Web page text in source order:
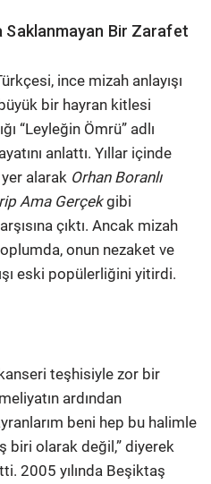
Saklanmayan Bir Zarafet
ince mizah anlayışı
bir hayran kitlesi
“Leyleğin Ömrü” adlı
anlattı. Yıllar içinde
alarak Orhan Boranlı
Ama Gerçekgibi
çıktı. Ancak mizah
onun nezaket ve
eski popülerliğini yitirdi.
teşhisiyle zor bir
ardından
beni hep bu halimle
biri olarak değil,” diyerek
2005 yılında Beşiktaş